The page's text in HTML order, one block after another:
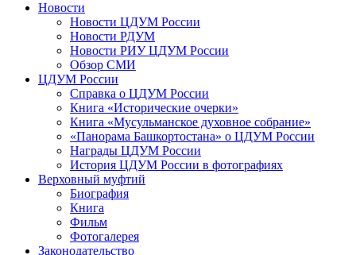
Новости
Новости ЦДУМ России
Новости РДУМ
Новости РИУ ЦДУМ России
Обзор СМИ
ЦДУМ России
Справка о ЦДУМ России
Книга «Исторические очерки»
Книга «Мусульманское духовное собрание»
«Панорама Башкортостана» о ЦДУМ России
Награды ЦДУМ России
История ЦДУМ России в фотографиях
Верховный муфтий
Биография
Книга
Фильм
Фотогалерея
Законодательство